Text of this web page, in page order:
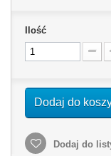
Ilość
Dodaj do
Dodaj do